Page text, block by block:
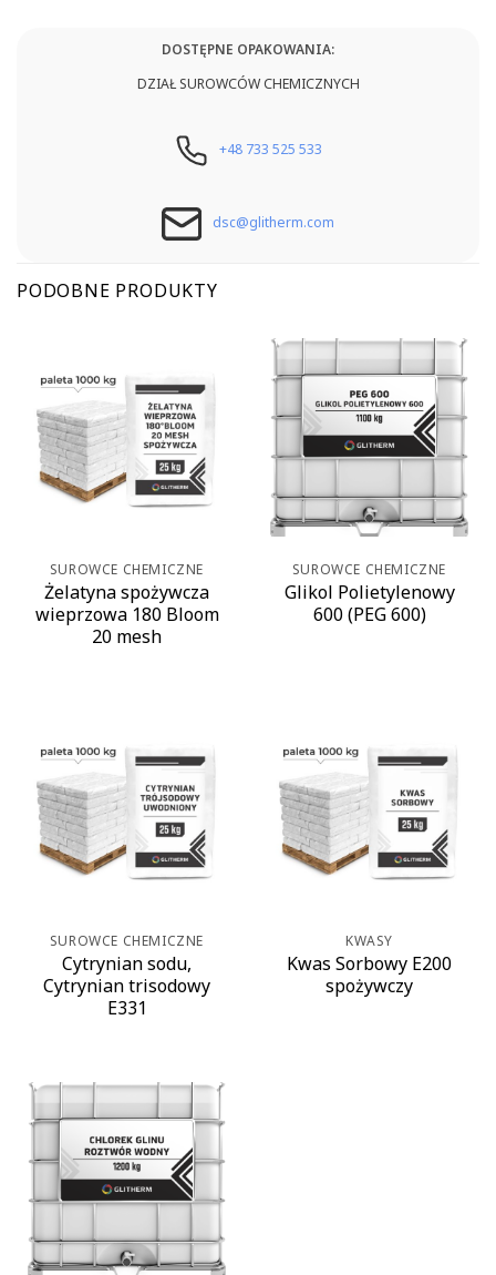
DOSTĘPNE OPAKOWANIA:
DZIAŁ SUROWCÓW CHEMICZNYCH
+48 733 525 533
dsc@glitherm.com
PODOBNE PRODUKTY
SUROWCE CHEMICZNE
Żelatyna spożywcza
wieprzowa 180 Bloom
20 mesh
SUROWCE CHEMICZNE
Glikol Polietylenowy
600 (PEG 600)
SUROWCE CHEMICZNE
Cytrynian sodu,
Cytrynian trisodowy
E331
KWASY
Kwas Sorbowy E200
spożywczy